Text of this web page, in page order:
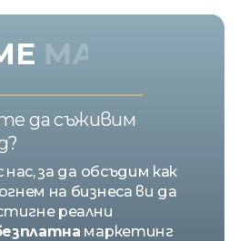
EMOTION
да съживим
за да обсъдим как
на бизнеса ви да
реални
маркетинг